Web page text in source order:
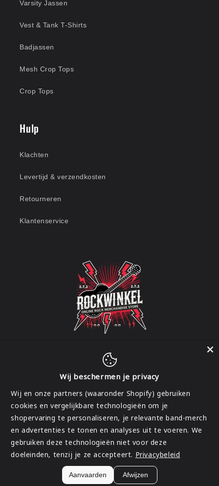
Varsity Jassen
Vest & Tank T-Shirts
Badjassen
Mesh Crop Tops
Crop Tops
Hulp
Klachten
Levertijd & verzendkosten
Retourneren
Klantenservice
FacebookInstagram
België | EUR €
Betaalmethoden
Rockwinkel Terugbetalingsbeleid
Wij beschermen je privacy
Wij en onze partners (waaronder Shopify) gebruiken
cookies en vergelijkbare technologieën om je
shopervaring te personaliseren, je relevante band-merch
en advertenties te tonen en analyses uit te voeren. We
gebruiken deze technologieën niet voor deze
doeleinden, tenzij je ze accepteert. Privacybeleid
Aanvaarden Afwijzen